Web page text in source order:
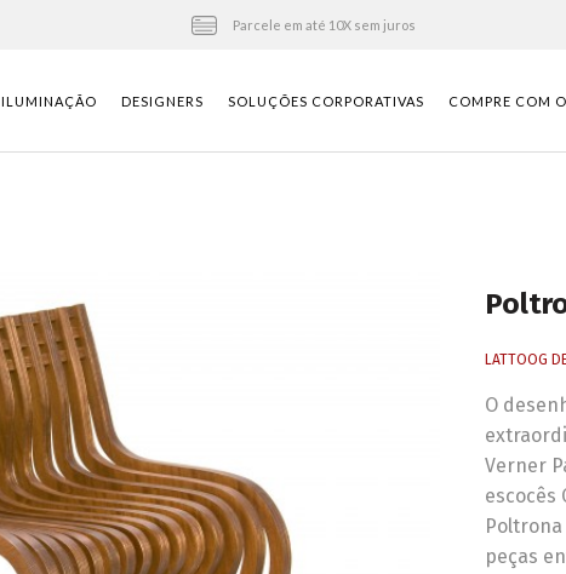
Parcele em até 10X sem juros
ILUMINAÇÃO DESIGNERS SOLUÇÕES CORPORATIVAS COMPRE COM
LATTOOG
O
Verner
escocês
peças